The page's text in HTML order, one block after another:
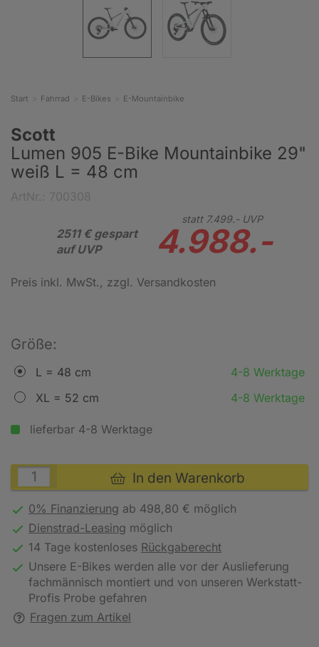
Start Fahrrad E-Bikes E-Mountainbike
Scott
Lumen 905 E-Bike Mountainbike 29"
weiß L = 48 cm
2511 € gespart
auf UVP
statt 7.499.-UVP
4.988.-
Preis inkl. MwSt. , zzgl. Versandkosten
Größe:
L = 48 cm
4-8 Werktage
XL = 52 cm
4-8 Werktage
lieferbar 4-8 Werktage
In den Warenkorb
0% Finanzierung ab 498,80 € möglich
Dienstrad-Leasing möglich
14 Tage kostenloses Rückgaberecht
Unsere E-Bikes werden alle vor der Auslieferung
fachmännisch montiert und von unseren Werkstatt-
Profis Probe gefahren
Fragen zum Artikel